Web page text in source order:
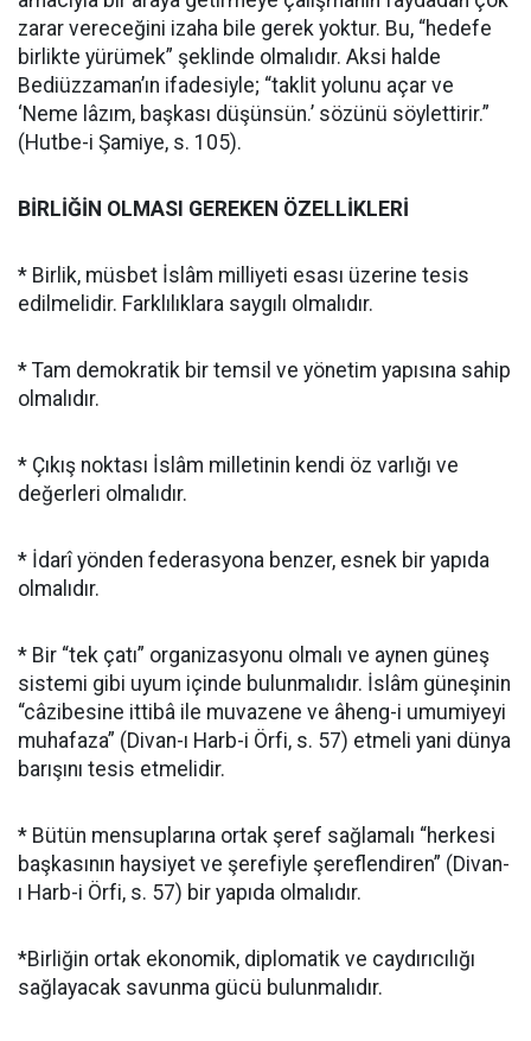
zarar vereceğini izaha bile gerek yoktur. Bu, “hedefe
birlikte yürümek” şeklinde olmalıdır. Aksi halde
Bediüzzaman’ın ifadesiyle; “taklit yolunu açar ve
‘Neme lâzım, başkası düşünsün.’ sözünü söylettirir.”
(Hutbe-i Şamiye, s. 105).
BİRLİĞİN OLMASI GEREKEN ÖZELLİKLERİ
* Birlik, müsbet İslâm milliyeti esası üzerine tesis
edilmelidir. Farklılıklara saygılı olmalıdır.
* Tam demokratik bir temsil ve yönetim yapısına sahip
olmalıdır.
* Çıkış noktası İslâm milletinin kendi öz varlığı ve
değerleri olmalıdır.
* İdarî yönden federasyona benzer, esnek bir yapıda
olmalıdır.
* Bir “tek çatı” organizasyonu olmalı ve aynen güneş
sistemi gibi uyum içinde bulunmalıdır. İslâm güneşinin
“câzibesine ittibâ ile muvazene ve âheng-i umumiyeyi
muhafaza” (Divan-ı Harb-i Örfi, s. 57) etmeli yani dünya
barışını tesis etmelidir.
* Bütün mensuplarına ortak şeref sağlamalı “herkesi
başkasının haysiyet ve şerefiyle şereflendiren” (Divan-
ı Harb-i Örfi, s. 57) bir yapıda olmalıdır.
*Birliğin ortak ekonomik, diplomatik ve caydırıcılığı
sağlayacak savunma gücü bulunmalıdır.